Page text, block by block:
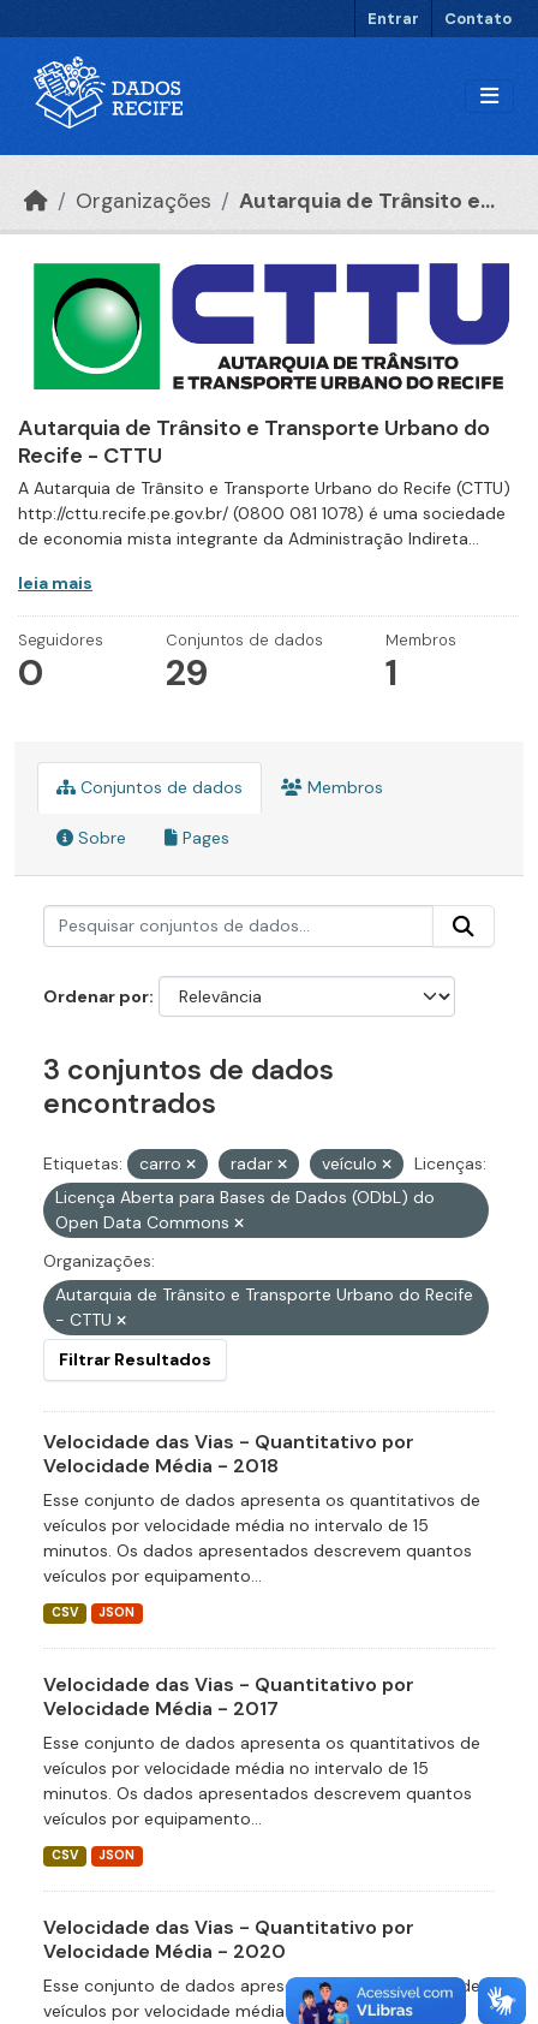
Entrar Contato
Organizações Autarquia de Trânsito e...
Autarquia de Trânsito e Transporte Urbano do
Recife - CTTU
A Autarquia de Trânsito e Transporte Urbano do Recife (CTTU)
http://cttu.recife.pe.gov.br/ (0800 081 1078) é uma sociedade
de economia mista integrante da Administração Indireta...
leia mais
Seguidores
0
Conjuntos de dados
29
Membros
1
Conjuntos de dados Membros
Sobre Pages
Ordenar por
3 conjuntos de dados
encontrados
Etiquetas: carro radar veículo
Licenças:
Licença Aberta para Bases de Dados (ODbL) do
Open Data Commons
Organizações:
Autarquia de Trânsito e Transporte Urbano do Recife
- CTTU
Filtrar Resultados
Velocidade das Vias - Quantitativo por
Velocidade Média - 2018
Esse conjunto de dados apresenta os quantitativos de
veículos por velocidade média no intervalo de 15
minutos. Os dados apresentados descrevem quantos
veículos por equipamento...
CSV JSON
Velocidade das Vias - Quantitativo por
Velocidade Média - 2017
Esse conjunto de dados apresenta os quantitativos de
veículos por velocidade média no intervalo de 15
minutos. Os dados apresentados descrevem quantos
veículos por equipamento...
CSV JSON
Velocidade das Vias - Quantitativo por
Velocidade Média - 2020
Esse conjunto de dados apresenta os quantitativos de
veículos por velocidade média no intervalo de 15